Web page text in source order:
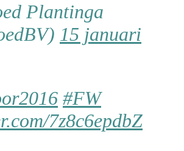
Plantinga
15 januari
#FW
7z8c6epdbZ